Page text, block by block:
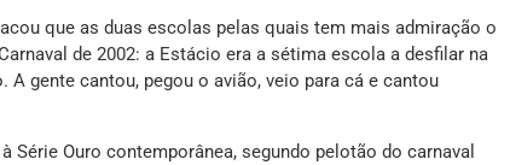
que as duas escolas pelas quais tem mais admiração o
de 2002: a Estácio era a sétima escola a desfilar na
A gente cantou, pegou o avião, veio para cá e cantou
Ouro contemporânea, segundo pelotão do carnaval